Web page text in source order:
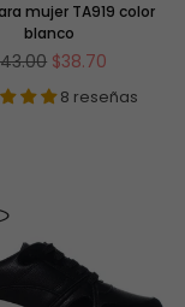
mujer TA919 color
blanco
$38.70
8 reseñas